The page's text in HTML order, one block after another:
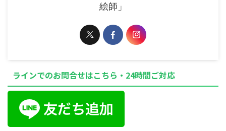
絵師」
ラインでのお問合せはこちら・24時間ご対応